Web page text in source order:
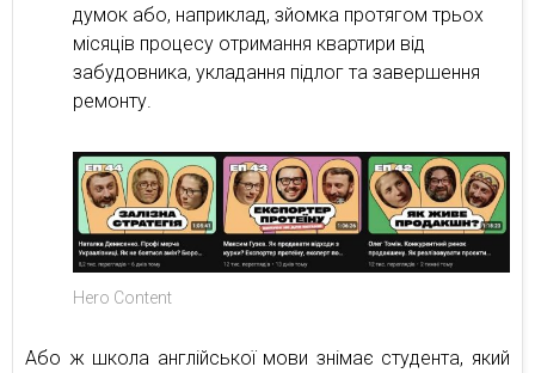
думок або, наприклад, зйомка протягом трьох
місяців процесу отримання квартири від
забудовника, укладання підлог та завершення
ремонту.
Hero Content
Або ж школа англійської мови знімає студента, який